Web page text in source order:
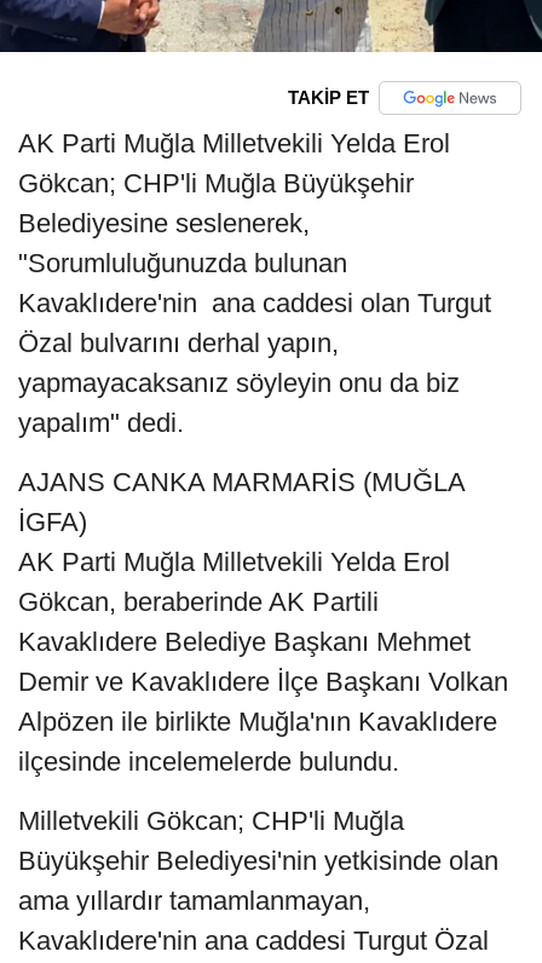
TAKİP ET
AK Parti Muğla Milletvekili Yelda Erol
Gökcan; CHP'li Muğla Büyükşehir
Belediyesine seslenerek,
"Sorumluluğunuzda bulunan
Kavaklıdere'nin ana caddesi olan Turgut
Özal bulvarını derhal yapın,
yapmayacaksanız söyleyin onu da biz
yapalım" dedi.
AJANS CANKA MARMARİS (MUĞLA
İGFA)
AK Parti Muğla Milletvekili Yelda Erol
Gökcan, beraberinde AK Partili
Kavaklıdere Belediye Başkanı Mehmet
Demir ve Kavaklıdere İlçe Başkanı Volkan
Alpözen ile birlikte Muğla'nın Kavaklıdere
ilçesinde incelemelerde bulundu.
Milletvekili Gökcan; CHP'li Muğla
Büyükşehir Belediyesi'nin yetkisinde olan
ama yıllardır tamamlanmayan,
Kavaklıdere'nin ana caddesi Turgut Özal